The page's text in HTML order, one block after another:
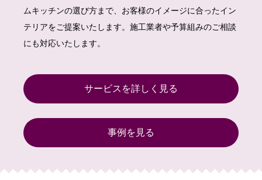
ムキッチンの選び方まで、お客様のイメージに合ったイン
テリアをご提案いたします。施工業者や予算組みのご相談
にも対応いたします。
サービスを詳しく見る
事例を見る